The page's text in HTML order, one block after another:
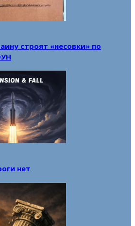
строят «несовки» по
нет